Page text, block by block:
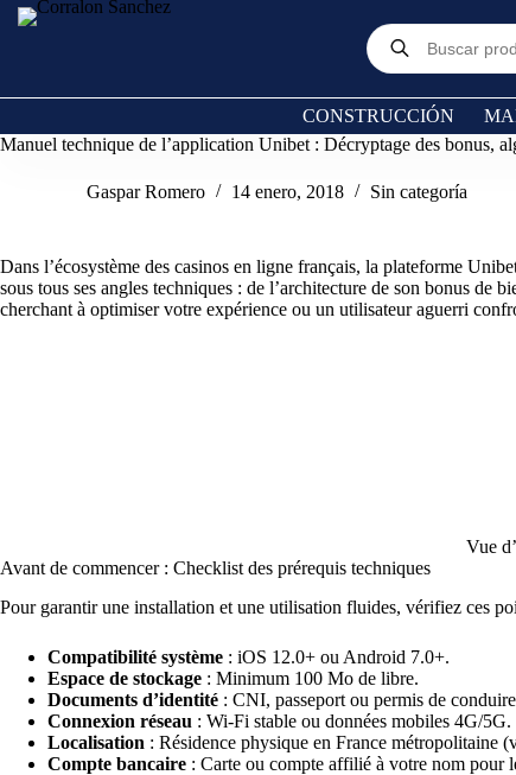
CONSTRUCCIÓN
Manuel technique de l’application Unibet : Décryptage des bonus,
Gaspar Romero 14 enero, 2018 Sin categoría
Dans l’écosystème des casinos en ligne français, la plateforme
sous tous ses angles techniques : de l’architecture de son bonus de
cherchant à optimiser votre expérience ou un utilisateur aguerri
Vue
Avant de commencer : Checklist des prérequis techniques
Pour garantir une installation et une utilisation fluides, vérifiez ces
Compatibilité système : iOS 12.0+ ou Android 7.0+.
Espace de stockage : Minimum 100 Mo de libre.
Documents d’identité : CNI, passeport ou permis de
Connexion réseau : Wi-Fi stable ou données mobiles 4G/5G.
Localisation : Résidence physique en France métropolitaine
Compte bancaire : Carte ou compte affilié à votre nom pour